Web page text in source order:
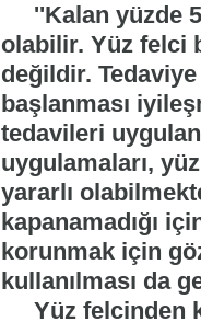
''Kalan yüzde 5
olabilir. Yüz felci
değildir. Tedaviye
başlanması
tedavileri
uygulamaları,
yararlı
kapanamadığı
korunmak için
kullanılması da
Yüz felcinden